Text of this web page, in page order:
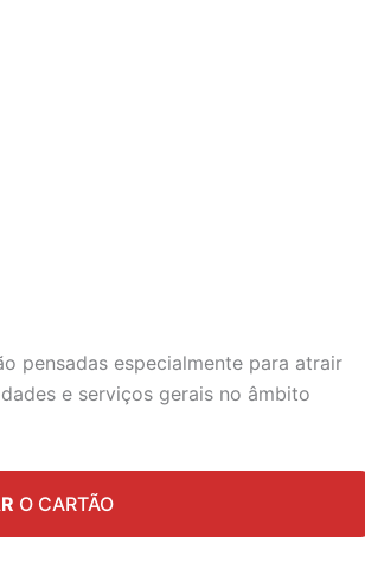
pensadas especialmente para atrair
e serviços gerais no âmbito
O CARTÃO